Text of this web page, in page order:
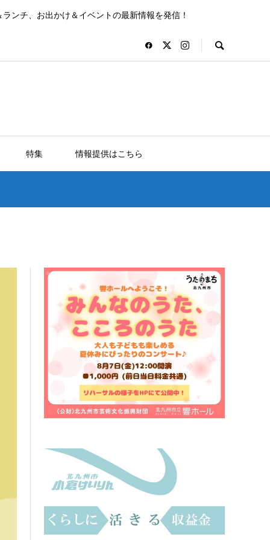
ンチ、お出かけ＆イベントの最新情報を発信！
特集 情報提供はこちら